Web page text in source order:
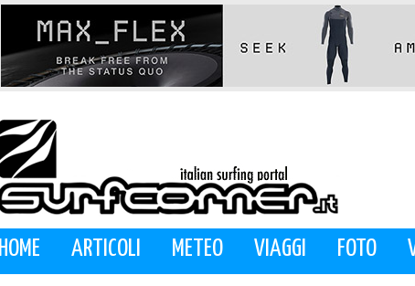
HOME ARTICOLI METEO VIAGGI FOTO